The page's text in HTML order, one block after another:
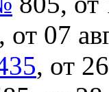
07
, от